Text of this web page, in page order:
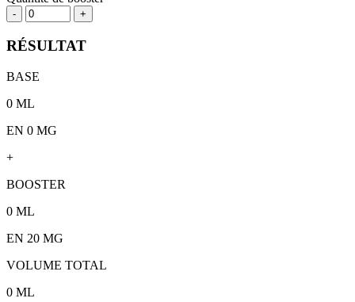
- +
RÉSULTAT
BASE
0 ML
EN 0 MG
+
BOOSTER
0 ML
EN 20 MG
VOLUME TOTAL
0 ML